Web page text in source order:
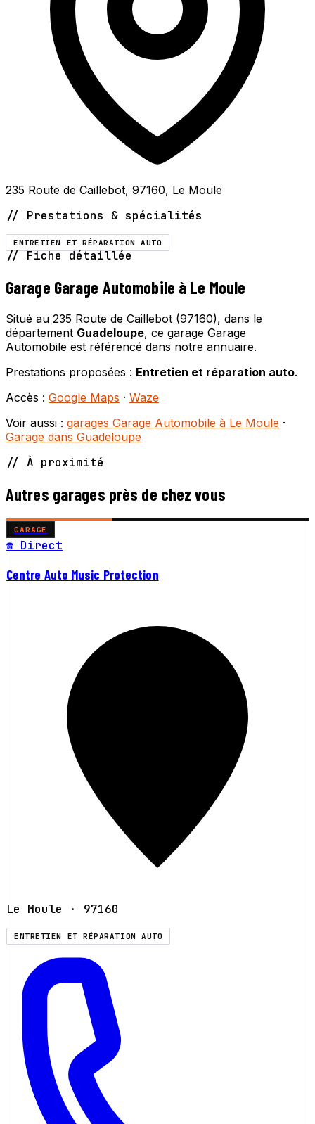
235 Route de Caillebot, 97160, Le Moule
// Prestations & spécialités
ENTRETIEN ET RÉPARATION AUTO
// Fiche détaillée
Garage Garage Automobile à Le Moule
Situé au 235 Route de Caillebot (97160), dans le
département Guadeloupe, ce garage Garage
Automobile est référencé dans notre annuaire.
Prestations proposées : Entretien et réparation auto.
Accès : Google Maps · Waze
Voir aussi : garages Garage Automobile à Le Moule ·
Garage dans Guadeloupe
// À proximité
Autres garages près de chez vous
GARAGE
☎ Direct
Centre Auto Music Protection
Le Moule · 97160
ENTRETIEN ET RÉPARATION AUTO